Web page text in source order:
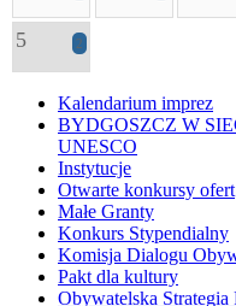
5 2
Kalendarium imprez
BYDGOSZCZ W
UNESCO
Instytucje
Otwarte konkursy ofert
Małe Granty
Konkurs Stypendialny
Komisja Dialogu
Pakt dla kultury
Obywatelska